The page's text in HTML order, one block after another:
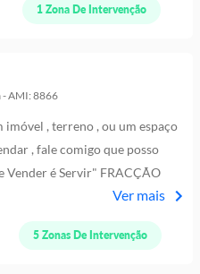
1 Zona De Intervenção
5 Zonas De Intervenção
, terreno , ou um espaço
, fale comigo que posso
Vender é Servir" FRACÇÃO
Ver mais
- AMI: 8866